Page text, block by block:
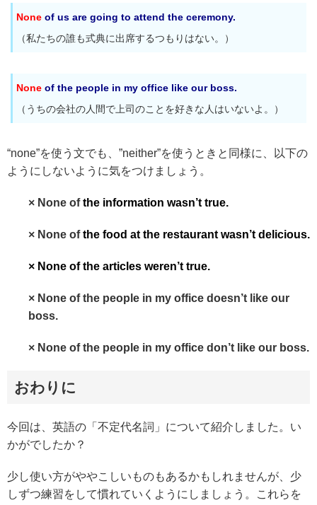
None of us are going to attend the ceremony.
（私たちの誰も式典に出席するつもりはない。）
None of the people in my office like our boss.
（うちの会社の人間で上司のことを好きな人はいないよ。）
“none”を使う文でも、”neither”を使うときと同様に、以下の
ようにしないように気をつけましょう。
× None ofthe information wasn’t true.
× None ofthe food at the restaurant wasn’t delicious.
× None of the articles weren’t true.
× None of the people in my office doesn’t like our
boss.
× None of the people in my office don’t like our boss.
おわりに
今回は、英語の「不定代名詞」について紹介しました。い
かがでしたか？
少し使い方がややこしいものもあるかもしれませんが、少
しずつ練習をして慣れていくようにしましょう。これらを